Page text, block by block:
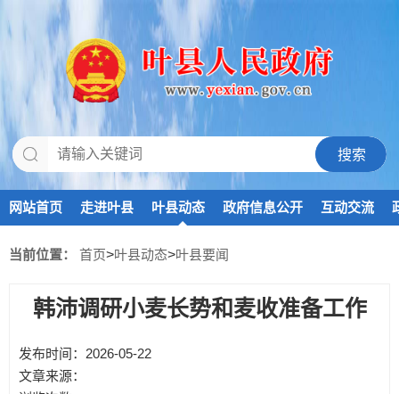
网站首页 走进叶县 叶县动态 政府信息公开 互动交流
当前位置： 首页>叶县动态>叶县要闻
韩沛调研小麦长势和麦收准备工作
发布时间：2026-05-22
文章来源：